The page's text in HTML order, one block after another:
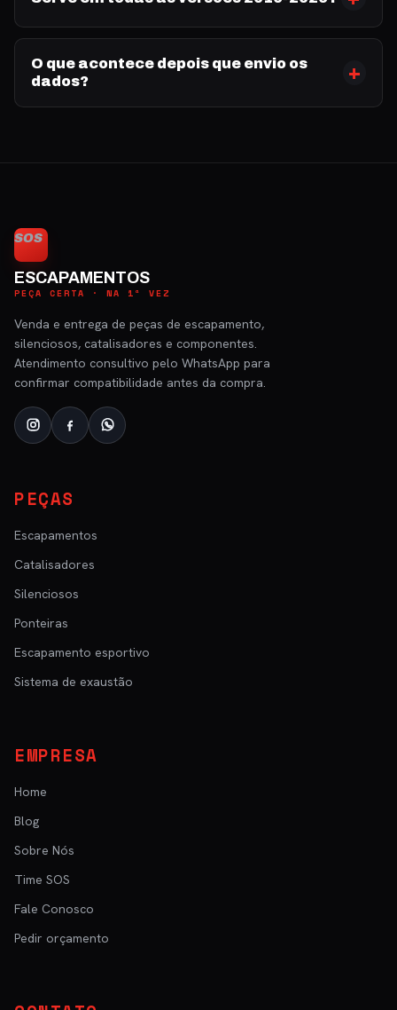
O que acontece depois que envio os
dados?
SOS
ESCAPAMENTOS
PEÇA CERTA · NA 1ª VEZ
Venda e entrega de peças de escapamento,
silenciosos, catalisadores e componentes.
Atendimento consultivo pelo WhatsApp para
confirmar compatibilidade antes da compra.
PEÇAS
Escapamentos
Catalisadores
Silenciosos
Ponteiras
Escapamento esportivo
Sistema de exaustão
EMPRESA
Home
Blog
Sobre Nós
Time SOS
Fale Conosco
Pedir orçamento